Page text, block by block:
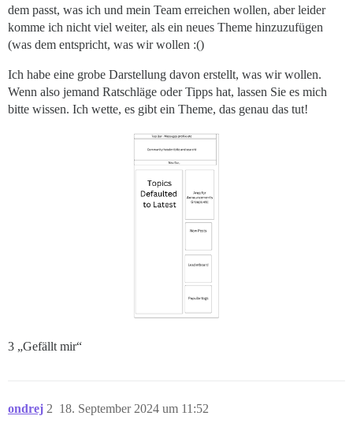
dem passt, was ich und mein Team erreichen wollen, aber leider
komme ich nicht viel weiter, als ein neues Theme hinzuzufügen
(was dem entspricht, was wir wollen :()
Ich habe eine grobe Darstellung davon erstellt, was wir wollen.
Wenn also jemand Ratschläge oder Tipps hat, lassen Sie es mich
bitte wissen. Ich wette, es gibt ein Theme, das genau das tut!
3 „Gefällt mir“
ondrej 18. September 2024 um 11:52
2